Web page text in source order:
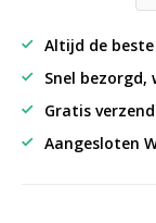
Altijd de
Snel
Gratis
Aangesloten